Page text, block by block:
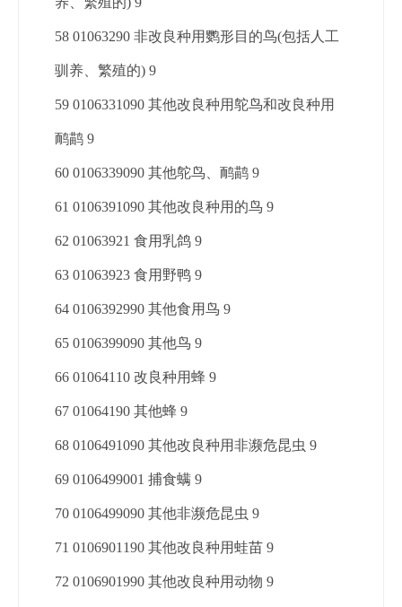
58 01063290 非改良种用鹦形目的鸟(包括人工
驯养、繁殖的) 9
59 0106331090 其他改良种用鸵鸟和改良种用
鸸鹋 9
60 0106339090 其他鸵鸟、鸸鹋 9
61 0106391090 其他改良种用的鸟 9
62 01063921 食用乳鸽 9
63 01063923 食用野鸭 9
64 0106392990 其他食用鸟 9
65 0106399090 其他鸟 9
66 01064110 改良种用蜂 9
67 01064190 其他蜂 9
68 0106491090 其他改良种用非濒危昆虫 9
69 0106499001 捕食螨 9
70 0106499090 其他非濒危昆虫 9
71 0106901190 其他改良种用蛙苗 9
72 0106901990 其他改良种用动物 9